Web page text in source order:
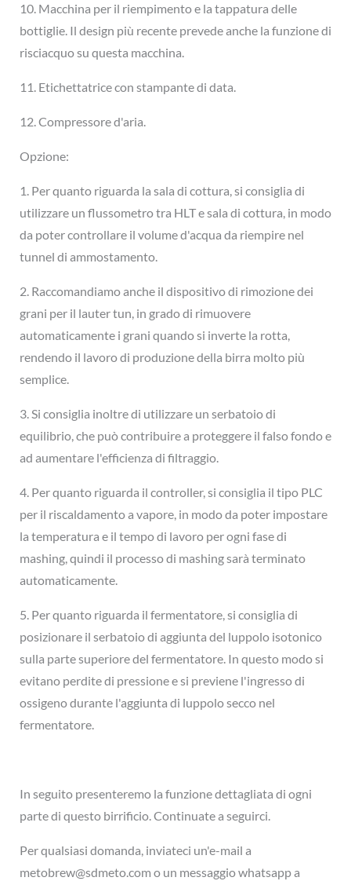
10. Macchina per il riempimento e la tappatura delle
bottiglie. Il design più recente prevede anche la funzione di
risciacquo su questa macchina.
11. Etichettatrice con stampante di data.
12. Compressore d'aria.
Opzione:
1. Per quanto riguarda la sala di cottura, si consiglia di
utilizzare un flussometro tra HLT e sala di cottura, in modo
da poter controllare il volume d'acqua da riempire nel
tunnel di ammostamento.
2. Raccomandiamo anche il dispositivo di rimozione dei
grani per il lauter tun, in grado di rimuovere
automaticamente i grani quando si inverte la rotta,
rendendo il lavoro di produzione della birra molto più
semplice.
3. Si consiglia inoltre di utilizzare un serbatoio di
equilibrio, che può contribuire a proteggere il falso fondo e
ad aumentare l'efficienza di filtraggio.
4. Per quanto riguarda il controller, si consiglia il tipo PLC
per il riscaldamento a vapore, in modo da poter impostare
la temperatura e il tempo di lavoro per ogni fase di
mashing, quindi il processo di mashing sarà terminato
automaticamente.
5. Per quanto riguarda il fermentatore, si consiglia di
posizionare il serbatoio di aggiunta del luppolo isotonico
sulla parte superiore del fermentatore. In questo modo si
evitano perdite di pressione e si previene l'ingresso di
ossigeno durante l'aggiunta di luppolo secco nel
fermentatore.
In seguito presenteremo la funzione dettagliata di ogni
parte di questo birrificio. Continuate a seguirci.
Per qualsiasi domanda, inviateci un'e-mail a
metobrew@sdmeto.com o un messaggio whatsapp a